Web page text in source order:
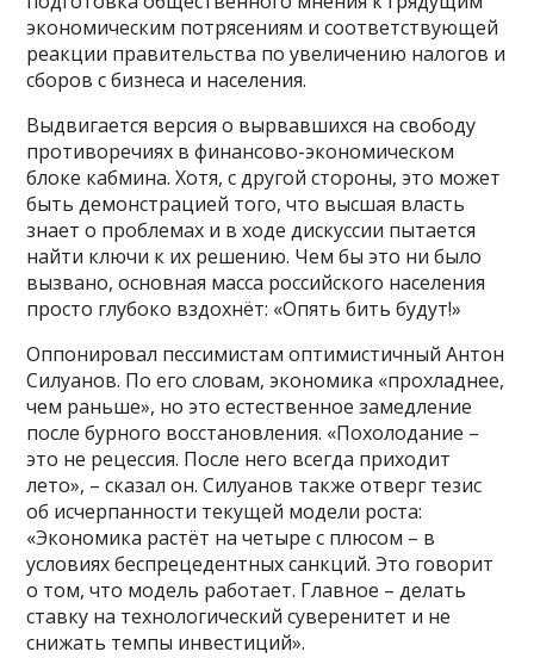
экономическим потрясениям и соответствующей
реакции правительства по увеличению налогов и
сборов с бизнеса и населения.
Выдвигается версия о вырвавшихся на свободу
противоречиях в финансово-экономическом
блоке кабмина. Хотя, с другой стороны, это может
быть демонстрацией того, что высшая власть
знает о проблемах и в ходе дискуссии пытается
найти ключи к их решению. Чем бы это ни было
вызвано, основная масса российского населения
просто глубоко вздохнёт: «Опять бить будут!»
Оппонировал пессимистам оптимистичный Антон
Силуанов. По его словам, экономика «прохладнее,
чем раньше», но это естественное замедление
после бурного восстановления. «Похолодание –
это не рецессия. После него всегда приходит
лето», – сказал он. Силуанов также отверг тезис
об исчерпанности текущей модели роста:
«Экономика растёт на четыре с плюсом – в
условиях беспрецедентных санкций. Это говорит
о том, что модель работает. Главное – делать
ставку на технологический суверенитет и не
снижать темпы инвестиций».